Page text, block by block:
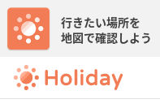
行きたい場所を
地図で確認しよう